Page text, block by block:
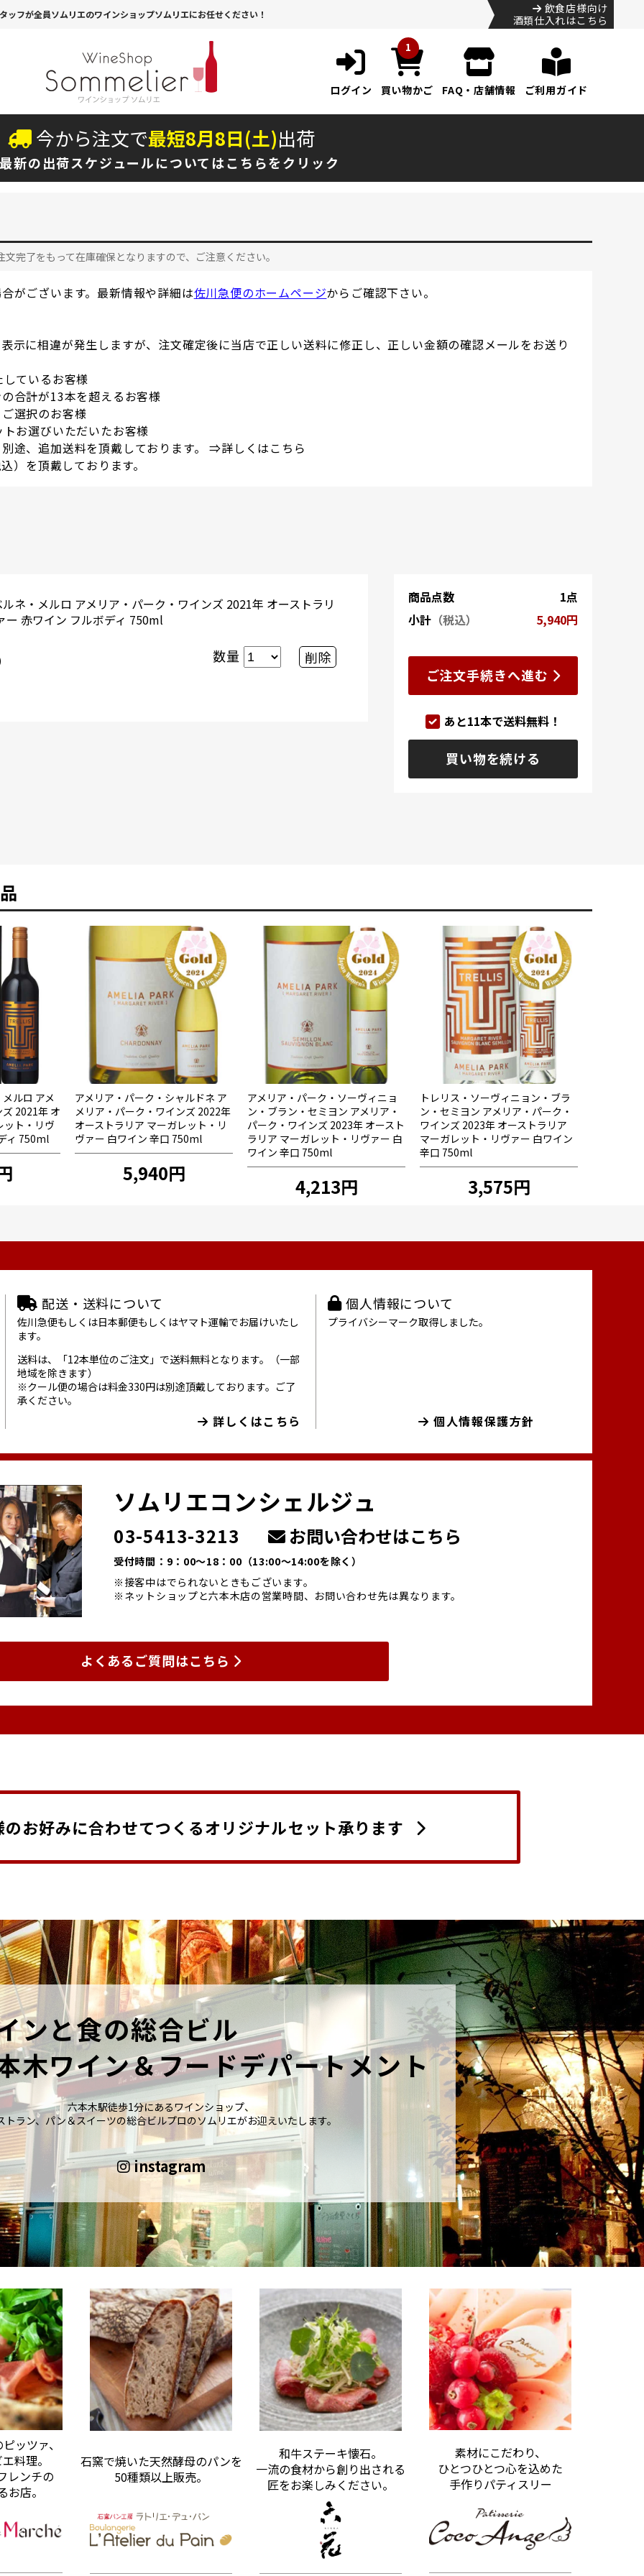
ッフが全員ソムリエのワインショップソムリエにお任せください！
飲食店様向け
酒類仕入れはこちら
ログイン
1
買い物かご FAQ・店舗情報 ご利用ガイド
今から注文で最短8月8日(土)出荷
新の出荷スケジュールについてはこちらをクリック
完了をもって在庫確保となりますので、ご注意ください。
がございます。最新情報や詳細は佐川急便のホームページからご確認下さい。
示に相違が発生しますが、注文確定後に当店で正しい送料に修正し、正しい金額の確認メールをお送り
ているお客様
合計が13本を超えるお客様
選択のお客様
お選びいただいたお客様
途、追加送料を頂戴しております。 ⇒詳しくはこちら
）を頂戴しております。
ネ・メルロ アメリア・パーク・ワインズ 2021年 オーストラリ
ー 赤ワイン フルボディ 750ml
数量 削除
商品点数
1点
小計 （税込） 5,940円
ご注文手続きへ進む
あと11本で送料無料！
買い物を続ける
ルロ アメ
2021年 オ
ット・リヴ
ィ 750ml
アメリア・パーク・シャルドネ ア
メリア・パーク・ワインズ 2022年
オーストラリア マーガレット・リ
ヴァー 白ワイン 辛口 750ml
5,940円
アメリア・パーク・ソーヴィニョ
ン・ブラン・セミヨン アメリア・
パーク・ワインズ 2023年 オースト
ラリア マーガレット・リヴァー 白
ワイン 辛口 750ml
4,213円
トレリス・ソーヴィニョン・ブラ
ン・セミヨン アメリア・パーク・
ワインズ 2023年 オーストラリア
マーガレット・リヴァー 白ワイン
辛口 750ml
3,575円
配送・送料について
佐川急便もしくは日本郵便もしくはヤマト運輸でお届けいたし
ます。
送料は、「12本単位のご注文」で送料無料となります。（一部
地域を除きます）
※クール便の場合は料金330円は別途頂戴しております。ご了
承ください。
詳しくはこちら
個人情報について
プライバシーマーク取得しました。
個人情報保護方針
ソムリエコンシェルジュ
03-5413-3213 お問い合わせはこちら
受付時間：9：00～18：00 （13:00～14:00を除く）
※接客中はでられないときもございます。
※ネットショップと六本木店の営業時間、お問い合わせ先は異なります。
よくあるご質問はこちら
のお好みに合わせてつくるオリジナルセット承ります
ンと食の総合ビル
木ワイン＆フードデパートメント
六本木駅徒歩1分にあるワインショップ、
トラン、パン＆スイーツの総合ビルプロのソムリエがお迎えいたします。
instagram
ッツァ、
料理。
レンチの
お店。
石窯で焼いた天然酵母のパンを
50種類以上販売。
和牛ステーキ懐石。
一流の食材から創り出される
匠をお楽しみください。
素材にこだわり、
ひとつひとつ心を込めた
手作りパティスリー